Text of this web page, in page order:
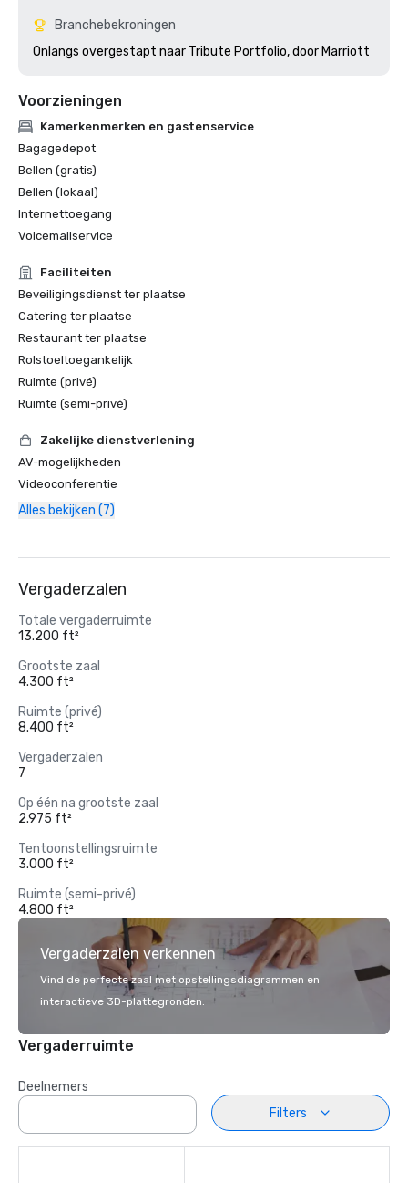
Branchebekroningen
Onlangs overgestapt naar Tribute Portfolio, door Marriott
Voorzieningen
Kamerkenmerken en gastenservice
Bagagedepot
Bellen (gratis)
Bellen (lokaal)
Internettoegang
Voicemailservice
Faciliteiten
Beveiligingsdienst ter plaatse
Catering ter plaatse
Restaurant ter plaatse
Rolstoeltoegankelijk
Ruimte (privé)
Ruimte (semi-privé)
Zakelijke dienstverlening
AV-mogelijkheden
Videoconferentie
Alles bekijken (7)
Vergaderzalen
Totale vergaderruimte
13.200 ft²
Grootste zaal
4.300 ft²
Ruimte (privé)
8.400 ft²
Vergaderzalen
7
Op één na grootste zaal
2.975 ft²
Tentoonstellingsruimte
3.000 ft²
Ruimte (semi-privé)
4.800 ft²
Vergaderzalen verkennen
Vind de perfecte zaal met opstellingsdiagrammen en
interactieve 3D-plattegronden.
Vergaderruimte
Deelnemers
Filters